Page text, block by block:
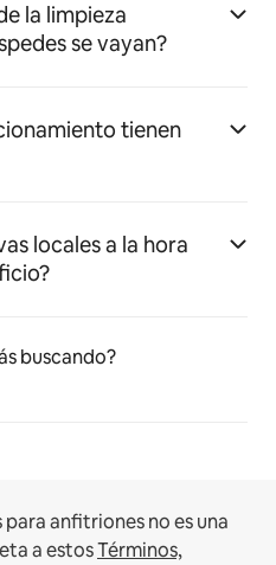
la limpieza
se vayan?
tienen
locales a la hora
buscando?
anfitriones no es una
a estosTérminos,